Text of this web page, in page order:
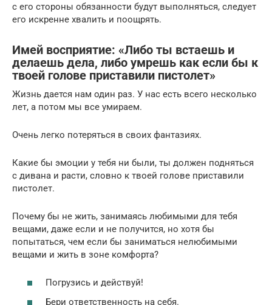
с его стороны обязанности будут выполняться, следует
его искренне хвалить и поощрять.
Имей восприятие: «Либо ты встаешь и
делаешь дела, либо умрешь как если бы к
твоей голове приставили пистолет»
Жизнь дается нам один раз. У нас есть всего несколько
лет, а потом мы все умираем.
Очень легко потеряться в своих фантазиях.
Какие бы эмоции у тебя ни были, ты должен подняться
с дивана и расти, словно к твоей голове приставили
пистолет.
Почему бы не жить, занимаясь любимыми для тебя
вещами, даже если и не получится, но хотя бы
попытаться, чем если бы заниматься нелюбимыми
вещами и жить в зоне комфорта?
Погрузись и действуй!
Бери ответственность на себя.